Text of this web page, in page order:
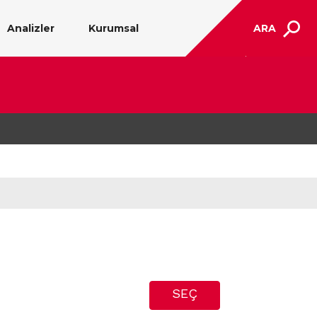
Analizler Kurumsal ARA
SEÇ